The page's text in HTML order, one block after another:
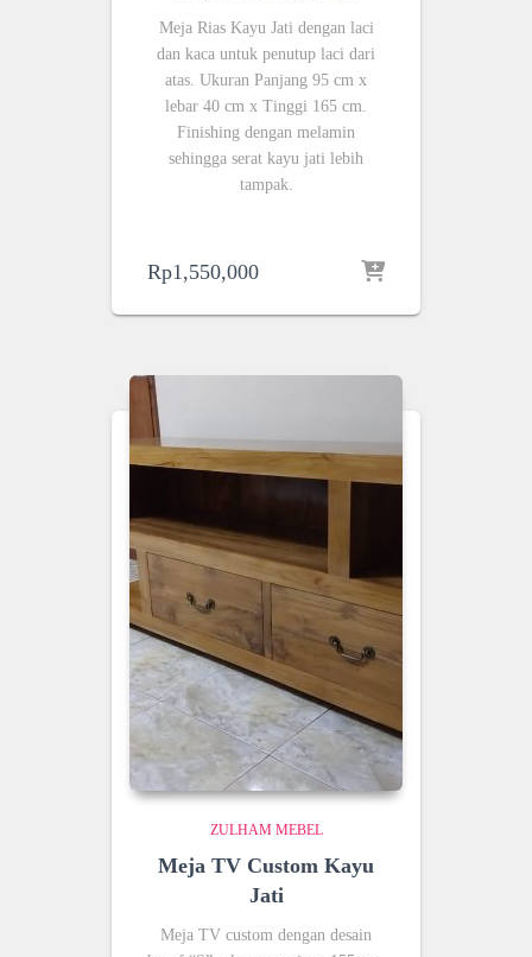
Meja Rias Kayu Jati dengan laci
dan kaca untuk penutup laci dari
atas. Ukuran Panjang 95 cm x
lebar 40 cm x Tinggi 165 cm.
Finishing dengan melamin
sehingga serat kayu jati lebih
tampak.
Rp1,550,000
ZULHAM MEBEL
Meja TV Custom Kayu
Jati
Meja TV custom dengan desain